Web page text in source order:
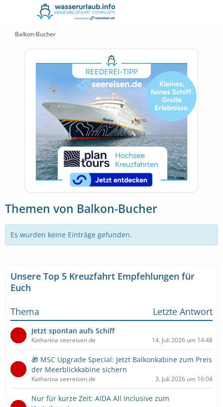
Balkon-Bucher
Themen von Balkon-Bucher
Es wurden keine Einträge gefunden.
Unsere Top 5 Kreuzfahrt Empfehlungen für
Euch
Thema
Letzte Antwort
Jetzt spontan aufs Schiff
Katharina seereisen.de 14. Juli 2026 um 14:48
🎁 MSC Upgrade Special: Jetzt Balkonkabine zum Preis
der Meerblickkabine sichern
Katharina seereisen.de 3. Juli 2026 um 16:04
Nur für kurze Zeit: AIDA All Inclusive zum